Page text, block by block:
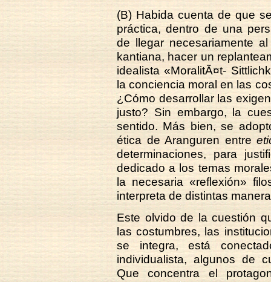
(B) Habida cuenta de que
práctica, dentro de una
de llegar necesariamente
kantiana, hacer un
idealista «MoralitÃ¤t-
la conciencia moral en las
¿Cómo desarrollar las
justo? Sin embargo, la
sentido. Más bien, se
ética de Aranguren entre
determinaciones, para
dedicado a los temas
la necesaria «reflexión»
interpreta de distintas
Este olvido de la cuestión
las costumbres, las
se integra, está
individualista, algunos de
Que concentra el